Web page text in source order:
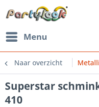
Menu
Naar overzicht
Superstar
410